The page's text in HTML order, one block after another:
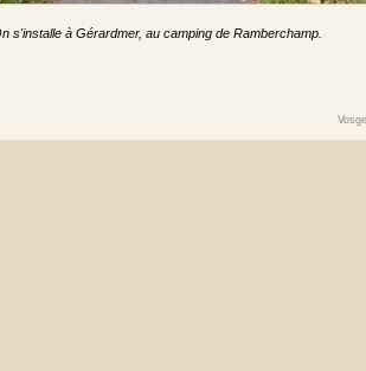
s'installe à Gérardmer, au camping de Ramberchamp.